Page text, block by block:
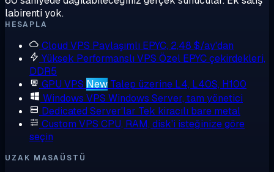
labirenti yok.
HESAPLA
Cloud VPS Paylaşımlı EPYC, 2,48 $/ay'dan
Yüksek Performanslı VPS Özel EPYC çekirdekleri,
DDR5
GPU VPS New Talep üzerine L4, L40S, H100
Windows VPS Windows Server, tam yönetici
Dedicated Server'lar Tek kiracılı bare metal
Custom VPS CPU, RAM, disk'i isteğinize göre
seçin
UZAK MASAÜSTÜ